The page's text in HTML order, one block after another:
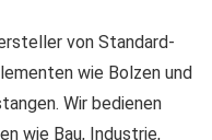
von Standard-
wie Bolzen und
Wir bedienen
wie Bau, Industrie,